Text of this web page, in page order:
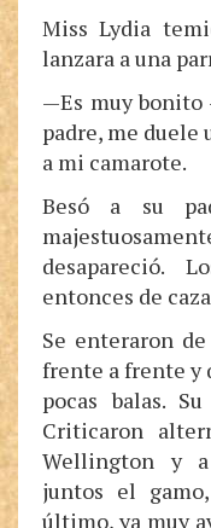
Miss Lydia
lanzara a una
—Es muy bonito
padre, me duele
a mi camarote.
Besó a su
desapareció.
entonces de
Se enteraron
frente a frente y
pocas balas.
Criticaron
Wellington y a
juntos el
último, ya muy